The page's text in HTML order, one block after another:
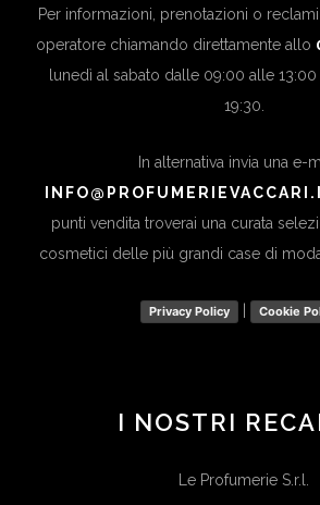
Per informazioni, prenotazioni o
operatore chiamando direttamente allo
lunedì al sabato dalle 09:00 alle
19:30.
In alternativa invia una e-
punti vendita troverai una curata
cosmetici delle più grandi case di
Privacy Policy Cookie
I NOSTRI
Le Profumerie S.r.l.